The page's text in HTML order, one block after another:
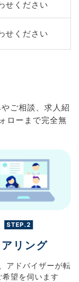
せください
せください
ご相談、求人紹
ローまで完全無
STEP.2
アリング
アドバイザーが転
希望を伺います